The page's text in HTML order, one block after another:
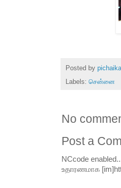
Posted by
Labels: சென்னை
No
Post a
NCcode
உதாரணமாக